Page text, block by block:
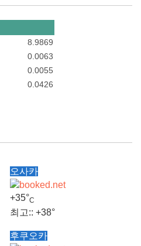
8.9869
0.0063
0.0055
0.0426
오사카
+35°C
최고:: +38°
최저::+29°
후쿠오카